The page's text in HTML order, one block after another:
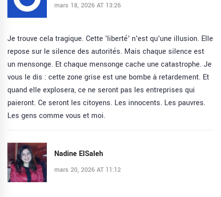
mars 18, 2026 AT 13:26
Je trouve cela tragique. Cette 'liberté' n'est qu'une illusion. Elle
repose sur le silence des autorités. Mais chaque silence est
un mensonge. Et chaque mensonge cache une catastrophe. Je
vous le dis : cette zone grise est une bombe à retardement. Et
quand elle explosera, ce ne seront pas les entreprises qui
paieront. Ce seront les citoyens. Les innocents. Les pauvres.
Les gens comme vous et moi.
Nadine ElSaleh
mars 20, 2026 AT 11:12